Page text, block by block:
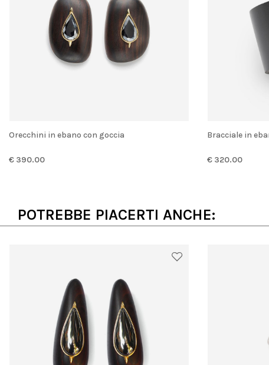
Orecchini in ebano con goccia
€ 390.00
Bracciale in
€ 320.00
POTREBBE PIACERTI ANCHE: